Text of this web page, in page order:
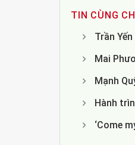
TIN CÙNG
Trần
Mai
Mạnh
Hành
‘Come